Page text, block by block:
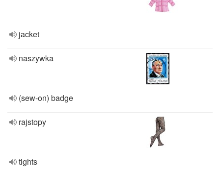
jacket
naszywka
(sew-on) badge
rajstopy
tights